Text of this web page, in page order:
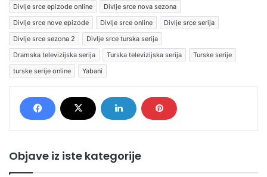
Divlje srce epizode online
Divlje srce nova sezona
Divlje srce nove epizode
Divlje srce online
Divlje srce serija
Divlje srce sezona 2
Divlje srce turska serija
Dramska televizijska serija
Turska televizijska serija
Turske serije
turske serije online
Yabani
Objave iz iste kategorije